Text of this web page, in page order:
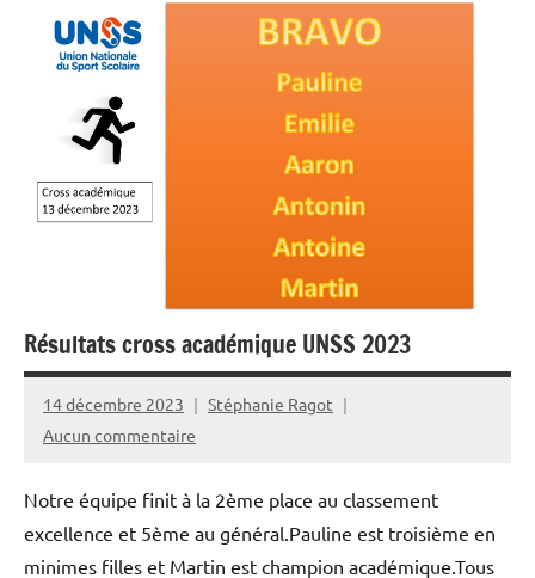
Résultats cross académique UNSS 2023
14 décembre 2023
Stéphanie Ragot
Aucun commentaire
Notre équipe finit à la 2ème place au classement
excellence et 5ème au général.Pauline est troisième en
minimes filles et Martin est champion académique.Tous